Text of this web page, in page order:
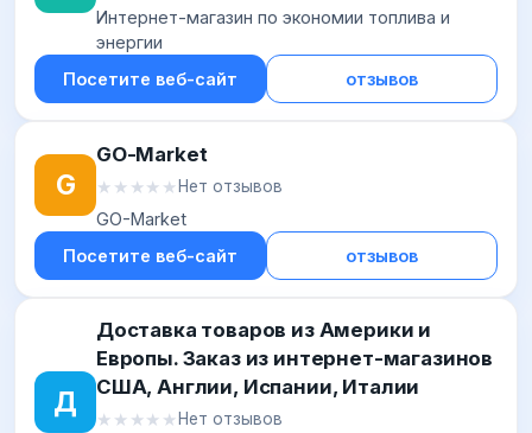
Интернет-магазин по экономии топлива и
энергии
Посетите веб-сайт
отзывов
G
GO-Market
★★★★★
★★★★★Нет отзывов
GO-Market
Посетите веб-сайт
отзывов
Д
Доставка товаров из Америки и
Европы. Заказ из интернет-магазинов
США, Англии, Испании, Италии
★★★★★
★★★★★ Нет отзывов